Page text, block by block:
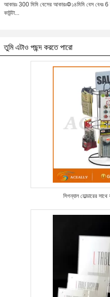
আকারঃ 300 মিমি বেসের আকারঃΦ১৪মিমি বেস বেধঃ 6
কাউন্টা...
তুমি এটাও পছন্দ করতে পারো
সিগন্যাল হোল্ডারের সাথে